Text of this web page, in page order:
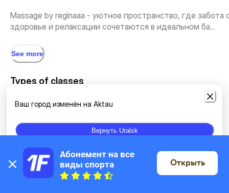
Massage by reginaaa - уютное пространство, где забота
здоровье и релаксации сочетаются в идеальном ба...
See more
Types of classes
Location
On the map
Ваш город изменён на Aktau
Вернуть Uralsk
Абонемент на все
виды спорта
Открыть